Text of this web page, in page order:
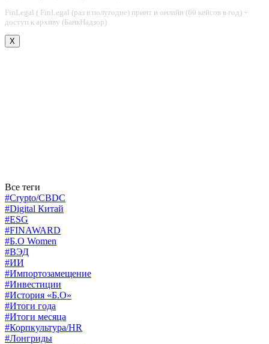
FinLegal ( FinLegal (раз в полугодие) принт и онлайн (60 кейсов в год) +
доступ к архиву (БанкНадзор)
X
Все теги
#Crypto/CBDC
#Digital Китай
#ESG
#FINAWARD
#Б.О Women
#ВЭД
#ИИ
#Импортозамещение
#Инвестиции
#История «Б.О»
#Итоги года
#Итоги месяца
#Корпкультура/HR
#Лонгриды